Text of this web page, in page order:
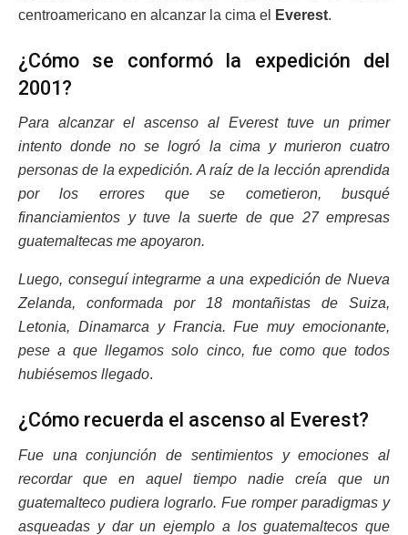
centroamericano en alcanzar la cima el
Everest.
¿Cómo se conformó la expedición del
2001?
Para alcanzar el ascenso al Everest tuve un primer
intento donde no se logró la cima y murieron cuatro
personas de la expedición. A raíz de la lección aprendida
por los errores que se cometieron, busqué
financiamientos y tuve la suerte de que 27 empresas
guatemaltecas me apoyaron.
Luego, conseguí integrarme a una expedición de Nueva
Zelanda, conformada por 18 montañistas de Suiza,
Letonia, Dinamarca y Francia. Fue muy emocionante,
pese a que llegamos solo cinco, fue como que todos
hubiésemos llegado.
¿Cómo recuerda el ascenso al Everest?
Fue una conjunción de sentimientos y emociones al
recordar que en aquel tiempo nadie creía que un
guatemalteco pudiera lograrlo. Fue romper paradigmas y
asqueadas y dar un ejemplo a los guatemaltecos que